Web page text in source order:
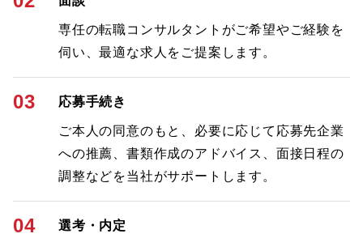
専任の転職コンサルタントがご希望やご経験を
伺い、最適な求人をご提案します。
03 応募手続き
ご本人の同意のもと、必要に応じて応募先企業
への推薦、書類作成のアドバイス、面接日程の
調整などを当社がサポートします。
04 選考・内定